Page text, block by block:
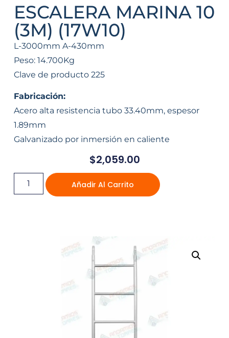
ESCALERA MARINA 10
(3M) (17W10)
L-3000mm A-430mm
Peso: 14.700Kg
Clave de producto 225
Fabricación:
Acero alta resistencia tubo 33.40mm, espesor
1.89mm
Galvanizado por inmersión en caliente
$2,059.00
Añadir Al Carrito